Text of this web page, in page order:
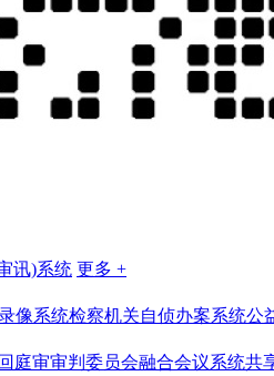
讯)系统 更多 +
像系统检察机关自侦办案系统公
庭审审判委员会融合会议系统共